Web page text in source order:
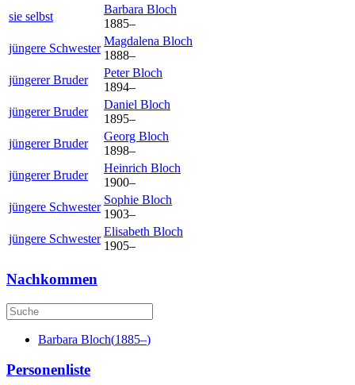
sie selbst
Barbara Bloch
1885–
jüngere Schwester
Magdalena Bloch
1888–
jüngerer Bruder
PeterBloch
1894–
jüngerer Bruder
Daniel Bloch
1895–
jüngerer Bruder
Georg Bloch
1898–
jüngerer Bruder
Heinrich Bloch
1900–
jüngere Schwester
Sophie Bloch
1903–
jüngere Schwester
Elisabeth Bloch
1905–
Nachkommen
Barbara Bloch(1885–)
Personenliste